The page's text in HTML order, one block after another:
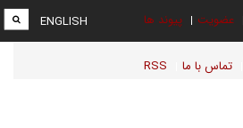
عضویت پیوند ها
تماس با ما RSS
ENGLISH